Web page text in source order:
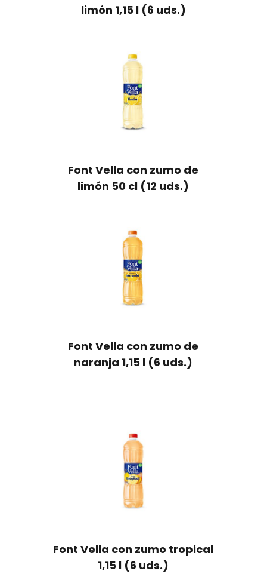
limón 1,15 l (6 uds.)
Font Vella con zumo de
limón 50 cl (12 uds.)
Font Vella con zumo de
naranja 1,15 l (6 uds.)
Font Vella con zumo tropical
1,15 l (6 uds.)